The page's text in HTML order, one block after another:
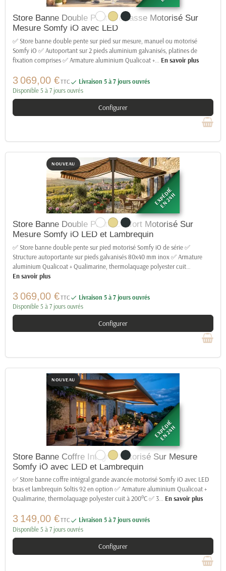
Store Banne Double Pente Terrasse Motorisé Sur
Mesure Somfy iO avec LED
✅ Store banne double pente sur pied sur mesure, manuel ou motorisé
Somfy iO ✅ Autoportant sur 2 pieds aluminium galvanisés, platines de
fixation comprises ✅ Armature aluminium Qualicoat +
En savoir plus
3 069,00 €TTC Livraison 5 à 7 jours ouvrés
Disponible 5 à 7 jours ouvrés
Configurer
NOUVEAU
EXPÉDIÉ
EN 24H
Store Banne Double Pente Confort Motorisé Sur
Mesure Somfy iO LED et Lambrequin
✅ Store banne double pente sur pied motorisé Somfy iO de série ✅
Structure autoportante sur pieds galvanisés 80x40 mm inox ✅ Armature
aluminium Qualicoat + Qualimarine, thermolaquage polyester cuit
En savoir plus
3 069,00 €TTC Livraison 5 à 7 jours ouvrés
Disponible 5 à 7 jours ouvrés
Configurer
NOUVEAU
EXPÉDIÉ
EN 24H
Store Banne Coffre Intégral Motorisé Sur Mesure
Somfy iO avec LED et Lambrequin
✅ Store banne coffre intégral grande avancée motorisé Somfy iO avec LED
bras et lambrequin Soltis 92 en option ✅ Armature aluminium Qualicoat +
Qualimarine, thermolaquage polyester cuit à 200°C ✅ 3… En savoir plus
3 149,00 €TTC Livraison 5 à 7 jours ouvrés
Disponible 5 à 7 jours ouvrés
Configurer